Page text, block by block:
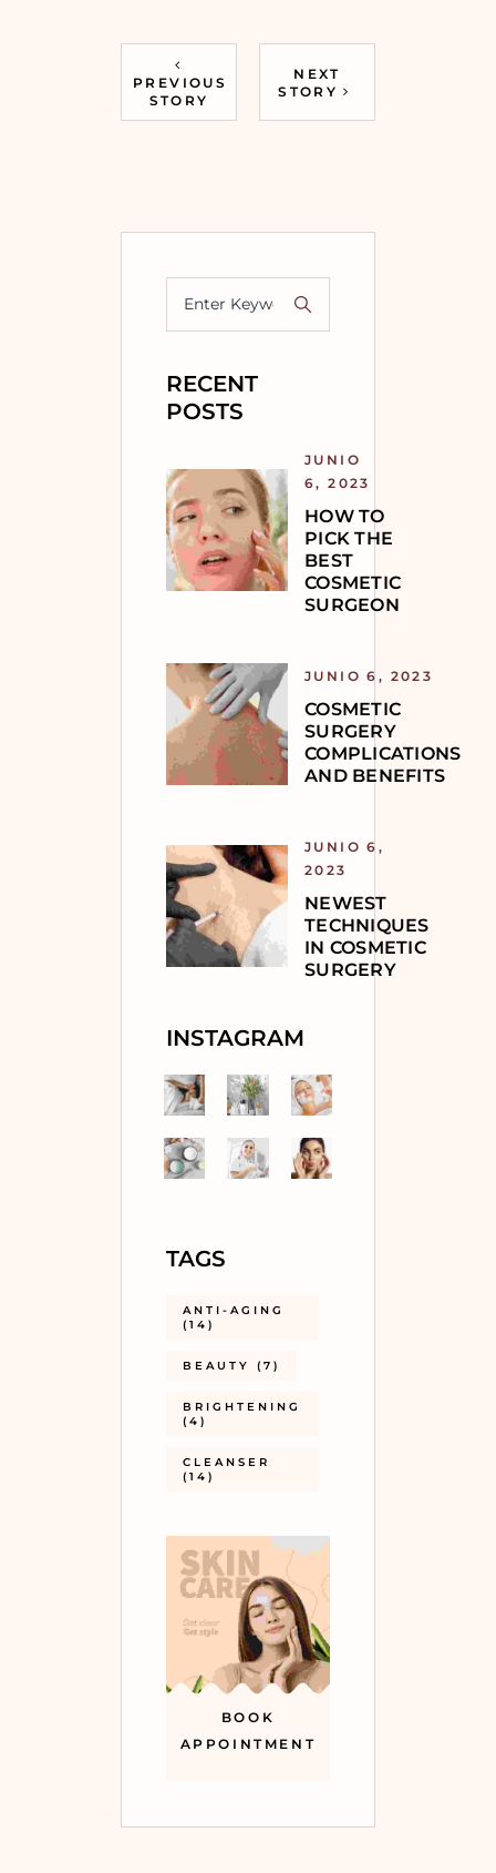
PREVIOUS
STORY
NEXT
STORY
RECENT
POSTS
HOW TO
PICK THE
BEST
COSMETIC
SURGEON
JUNIO
6, 2023
COSMETIC
SURGERY
COMPLICATIONS
AND BENEFITS
JUNIO 6, 2023
NEWEST
TECHNIQUES
IN COSMETIC
SURGERY
JUNIO 6,
2023
INSTAGRAM
TAGS
ANTI-AGING
(14)
BEAUTY (7)
BRIGHTENING
(4)
CLEANSER
(14)
BOOK
APPOINTMENT